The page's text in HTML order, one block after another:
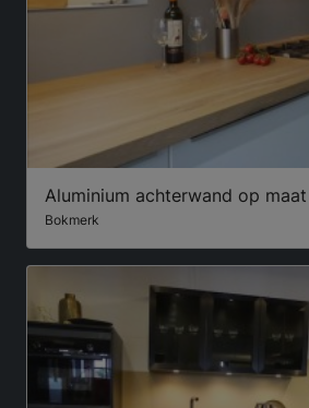
Aluminium achterwand op
Bokmerk